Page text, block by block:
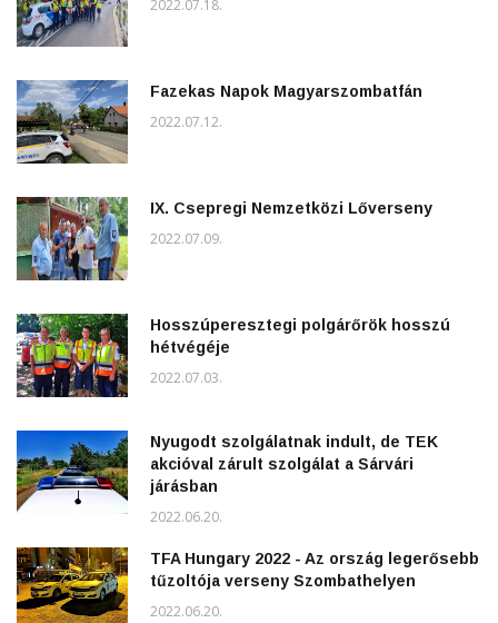
2022.07.18.
Fazekas Napok Magyarszombatfán
2022.07.12.
IX. Csepregi Nemzetközi Lőverseny
2022.07.09.
Hosszúperesztegi polgárőrök hosszú
hétvégéje
2022.07.03.
Nyugodt szolgálatnak indult, de TEK
akcióval zárult szolgálat a Sárvári
járásban
2022.06.20.
TFA Hungary 2022 - Az ország legerősebb
tűzoltója verseny Szombathelyen
2022.06.20.